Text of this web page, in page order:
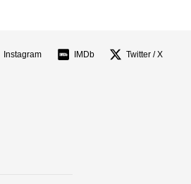
Instagram IMDb Twitter / X